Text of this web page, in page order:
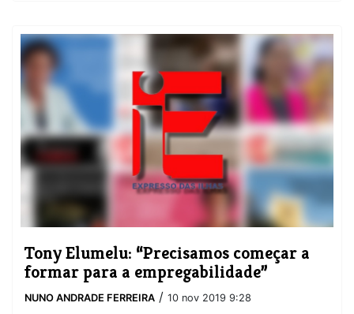
Tony Elumelu: “Precisamos começar a
formar para a empregabilidade”
NUNO ANDRADE FERREIRA / 10 nov 2019 9:28